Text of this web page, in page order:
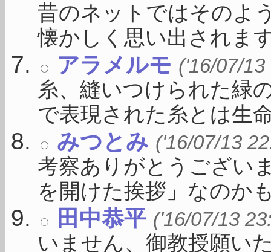
昔のネットではそのよ
懐かしく思い出されま
アラメルモ ('16/07/
糸、縫いつけられた緑
で表現された糸とは生
みつとみ ('16/07/13
考察ありがとうござい
を開けた挨拶」なのか
田中恭平 ('16/07/13
いません、御教授願い